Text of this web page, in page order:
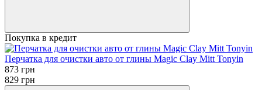
Покупка в кредит
Перчатка для очистки авто от глины Magic Clay Mitt Tonyin
873 грн
829 грн